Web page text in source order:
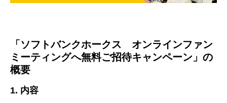
「ソフトバンクホークス オンラインファン
ミーティングへ無料ご招待キャンペーン」の
概要
1. 内容